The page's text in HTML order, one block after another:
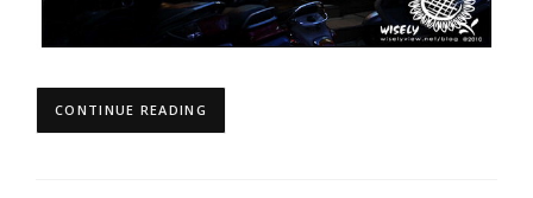
CONTINUE READING